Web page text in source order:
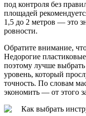
под контроля без
площадей
1,5 до 2 метров — это
ровности.
Обратите внимание,
Недорогие
поэтому лучше
уровень, который
точность. По словам
экономить — от этого